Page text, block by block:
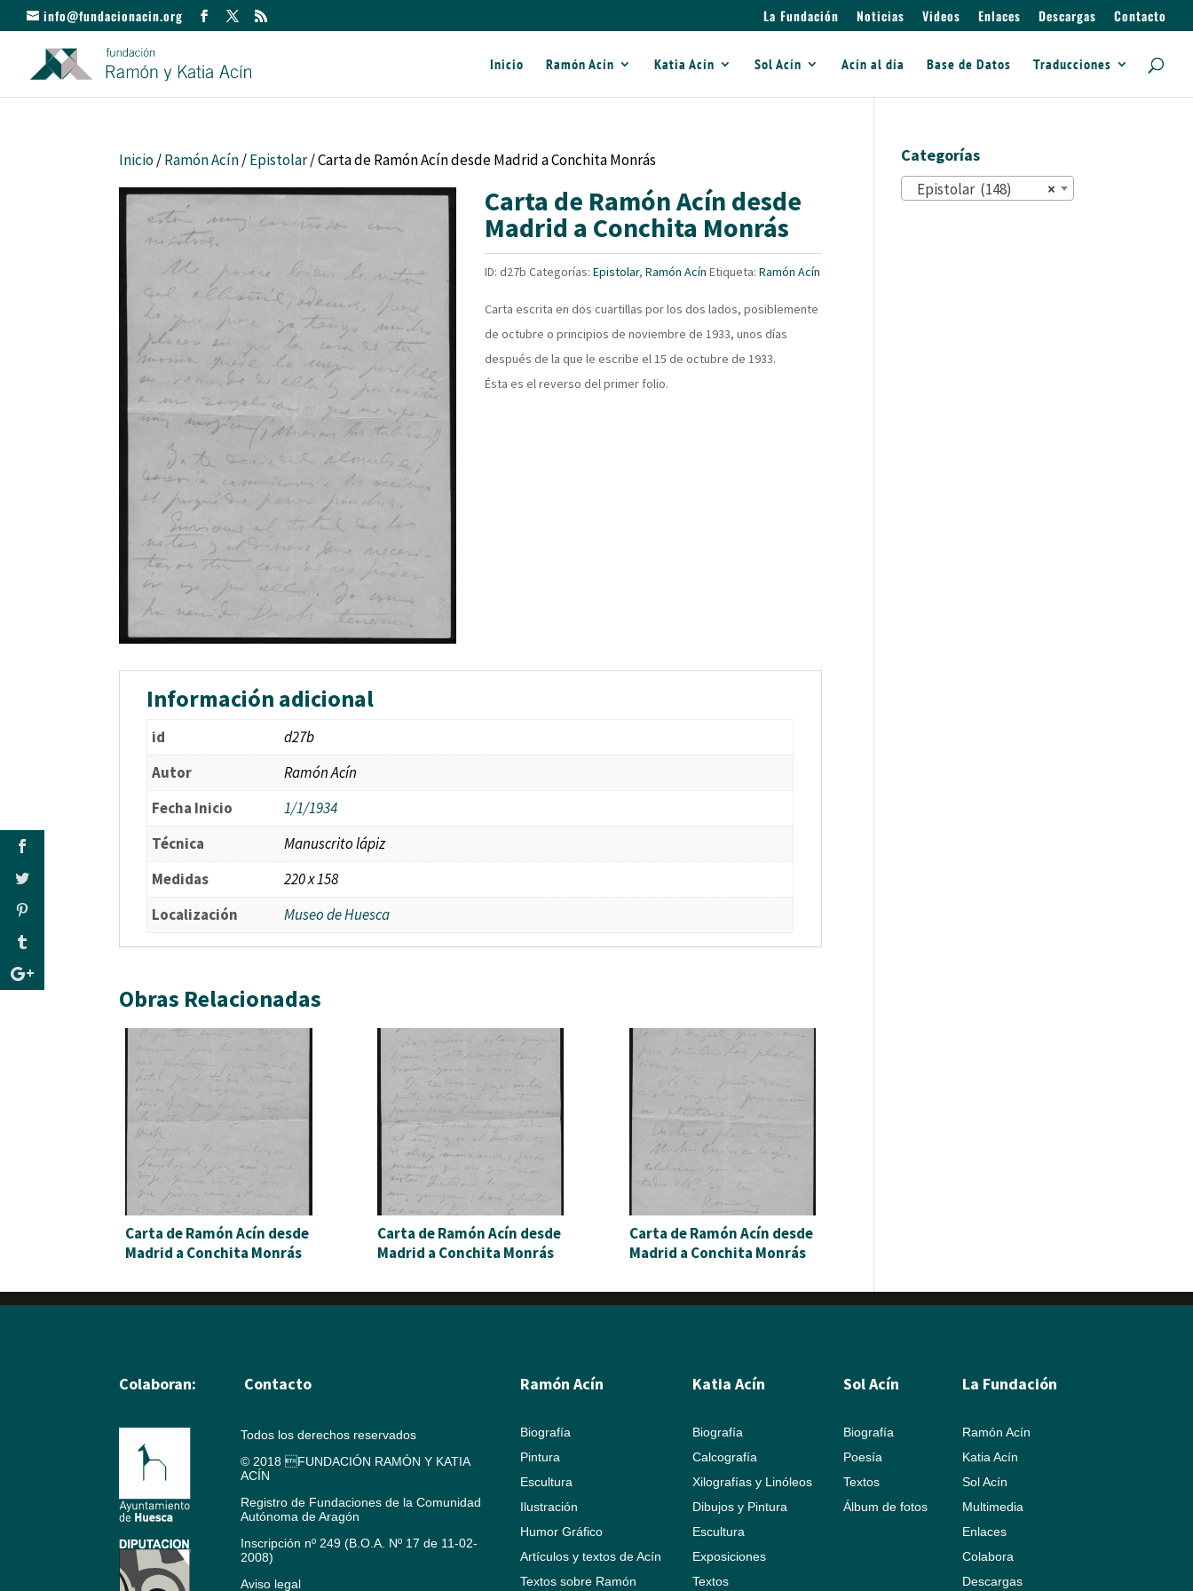
info@fundacionacin.org La Fundación Noticias Videos Enlaces Descargas Contacto
Inicio Ramón Acín Katia Acín Sol Acín Acín al día Base de Datos Traducciones
Inicio/Ramón Acín/Epistolar/ Carta de Ramón Acín desde Madrid a Conchita Monrás
Carta de Ramón Acín desde
Madrid a Conchita Monrás
ID:d27b Categorías:Epistolar,Ramón Acín Etiqueta:Ramón Acín
Carta escrita en dos cuartillas por los dos lados, posiblemente
de octubre o principios de noviembre de 1933, unos días
después de la que le escribe el 15 de octubre de 1933.
Ésta es el reverso del primer folio.
Información adicional
id
d27b
Autor
Ramón Acín
Fecha Inicio
1/1/1934
Técnica
Manuscrito lápiz
Medidas
220 x 158
Localización
Museo de Huesca
Obras Relacionadas
Carta de Ramón Acín desde
Madrid a Conchita Monrás
Carta de Ramón Acín desde
Madrid a Conchita Monrás
Carta de Ramón Acín desde
Madrid a Conchita Monrás
Categorías
×
Epistolar (148)
Colaboran: Contacto
Todos los derechos reservados
© 2018 FUNDACIÓN RAMÓN Y KATIA
ACÍN
Registro de Fundaciones de la Comunidad
Autónoma de Aragón
Inscripción nº 249 (B.O.A. Nº 17 de 11-02-
2008)
Aviso legal
Ramón Acín
Biografía
Pintura
Escultura
Ilustración
Humor Gráfico
Artículos y textos de Acín
Textos sobre Ramón
Katia Acín
Biografía
Calcografía
Xilografías y Linóleos
Dibujos y Pintura
Escultura
Exposiciones
Textos
Sol Acín
Biografía
Poesía
Textos
Álbum de fotos
La Fundación
Ramón Acín
Katia Acín
Sol Acín
Multimedia
Enlaces
Colabora
Descargas